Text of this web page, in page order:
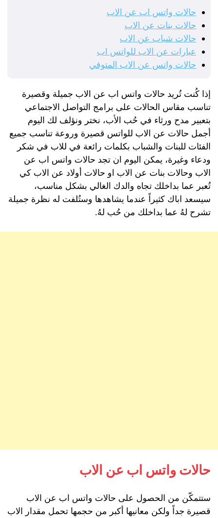
حالات واتس اب عن الاب
حالات بنات عن الاب
حالات شباب عن الاب
عبارات عن الاب للواتس اب
حالات واتس عن الاب المتوفي
إذا كُنت تُريد حالات واتس اب عن الاب جميلة وقصيرة
تناسب مقاس الحالات على برامج التواصل الاجتماعي
بتعبير مدح ورثاء في حُب الأب، نختر ونؤلف لك اليوم
أجمل حالات عن الاب للواتس قصيرة وروعة تناسب جميع
الفئات للبنات والشباب بكلمات رائعة في للاب في شكر
ودعاء وغيرة، يمكن اليوم ان تجد حالات واتس اب عن
الاب وحالات بنات عن الاب او حالات أولاد عن الاب كي
تُعبر عما بداخلك تجاه والدك الغالي بشكل مناسب،
سيسعد اباك كثيراً عندما يشاهدها وستُلفت له نظرة جميلة
تشرح لهُ عما بداخلك من حُب لهُ.
حالات واتس اب عن الاب
ستتمكّن من الحصول على حالات واتس اب عن الاب
قصيرة جداً ولكن معانيها أكبر من حجمها تحمل مقدار الاب